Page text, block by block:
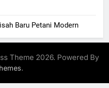
Baru Petani Modern
Theme 2026. Powered By
.